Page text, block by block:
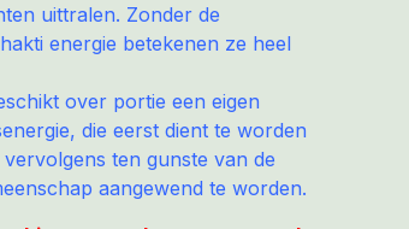
uittralen. Zonder de
energie betekenen ze heel
over portie een eigen
die eerst dient te worden
ten gunste van de
aangewend te worden.